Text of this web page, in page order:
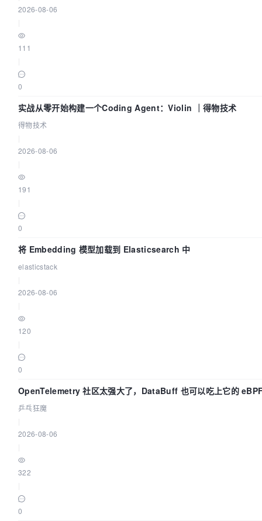
2026-08-06
111
0
实战从零开始构建一个Coding Agent：Violin ｜得物技术
得物技术
2026-08-06
191
0
将 Embedding 模型加载到 Elasticsearch 中
elasticstack
2026-08-06
120
0
OpenTelemetry 社区太强大了，DataBuff 也可以吃上它的
乒乓狂魔
2026-08-06
322
0